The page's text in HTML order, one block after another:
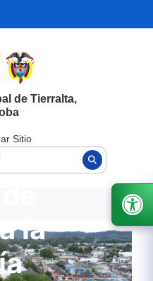
de Tierralta,
Sitio
la